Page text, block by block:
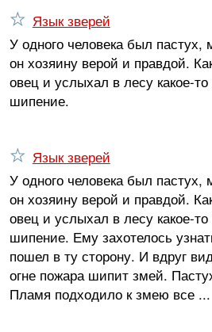
Язык зверей
У одного человека был пастух,
он хозяину верой и правдой.
овец и услыхал в лесу какое-то
шипение.
Язык зверей
У одного человека был пастух,
он хозяину верой и правдой.
овец и услыхал в лесу какое-то
шипение. Ему захотелось
пошел в ту сторону. И вдруг
огне пожара шипит змей.
Пламя подходило к змею все ...